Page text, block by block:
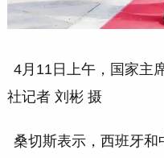
4月11日上午，国家主
社记者 刘彬 摄
桑切斯表示，西班牙